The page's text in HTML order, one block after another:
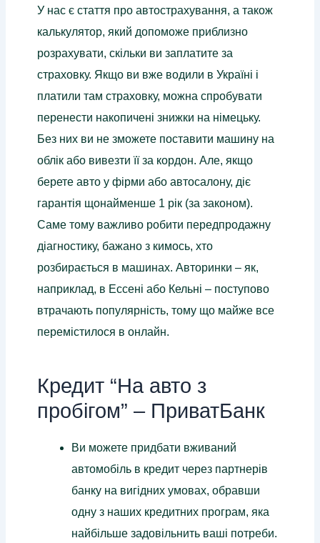
У нас є стаття про автострахування, а також
калькулятор, який допоможе приблизно
розрахувати, скільки ви заплатите за
страховку. Якщо ви вже водили в Україні і
платили там страховку, можна спробувати
перенести накопичені знижки на німецьку.
Без них ви не зможете поставити машину на
облік або вивезти її за кордон. Але, якщо
берете авто у фірми або автосалону, діє
гарантія щонайменше 1 рік (за законом).
Саме тому важливо робити передпродажну
діагностику, бажано з кимось, хто
розбирається в машинах. Авторинки – як,
наприклад, в Ессені або Кельні – поступово
втрачають популярність, тому що майже все
перемістилося в онлайн.
Кредит “На авто з
пробігом” – ПриватБанк
Ви можете придбати вживаний
автомобіль в кредит через партнерів
банку на вигідних умовах, обравши
одну з наших кредитних програм, яка
найбільше задовільнить ваші потреби.